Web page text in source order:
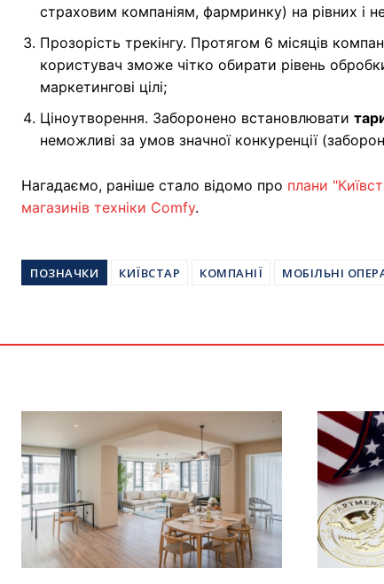
страховим компаніям, фармринку) на рівних і
Прозорість трекінгу. Протягом 6 місяців
користувач зможе чітко обирати рівень
маркетингові цілі;
Ціноутворення. Заборонено встановлювати
неможливі за умов значної конкуренції
Нагадаємо, раніше стало відомо про плани
магазинів техніки Comfy.
ПОЗНАЧКИ КИЇВСТАР КОМПАНІЇ МОБІЛЬНІ